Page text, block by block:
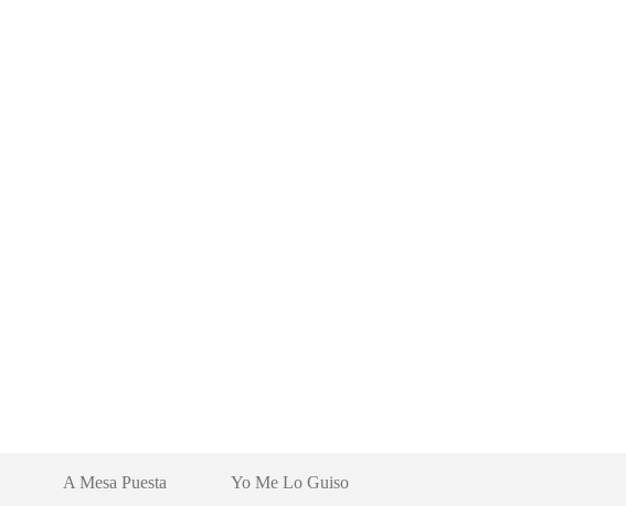
A Mesa Puesta Yo Me Lo Guiso